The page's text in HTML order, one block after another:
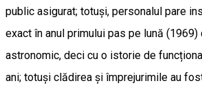
public asigurat; totuși, personalul pare
exact în anul primului pas pe lună (1969)
astronomic, deci cu o istorie de
ani; totuși clădirea și împrejurimile au